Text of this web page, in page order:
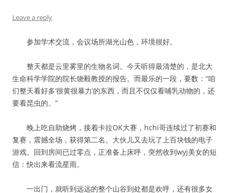
Leave a reply
参加学术交流，会议场所湖光山色，环境很好。
整天都是云里雾里的生物名词。今天听得最清楚的，是北大
生命科学学院的院长饶毅教授的报告。而最乐的一段，要数：“咱
们整天看好多‘很黄很暴力’的东西，而且不仅仅看哺乳动物的，还
要看昆虫的。”
晚上吃自助烧烤，接着卡拉OK大赛，hchi哥连续过了初赛和
复赛，震撼全场，获得第二名。大伙儿又去玩了上百块钱的电子
游戏。回到房间已过零点，正准备上床呼，突然收到wyj美女的短
信：快出来看流星雨。
一出门，就听到远远的整个山谷到处都是欢呼，还有很多女